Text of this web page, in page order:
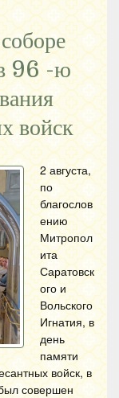
96 -ю
войск
2 августа,
по
благослов
ению
Митропол
ита
Саратовск
ого и
Вольского
Игнатия, в
день
памяти
войск, в
совершен